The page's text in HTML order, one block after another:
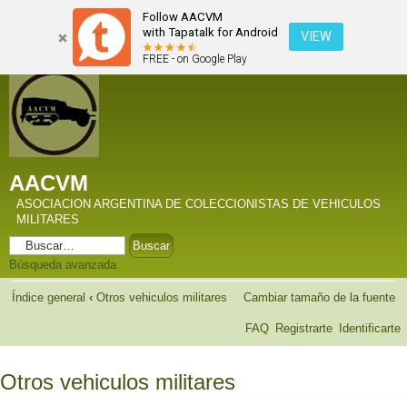
Follow AACVM
with Tapatalk for Android
FREE - on Google Play
VIEW
AACVM
ASOCIACION ARGENTINA DE COLECCIONISTAS DE VEHICULOS
MILITARES
Búsqueda avanzada
Índice general ‹ Otros vehiculos militares Cambiar tamaño de la fuente
FAQ Registrarte Identificarte
Otros vehiculos militares